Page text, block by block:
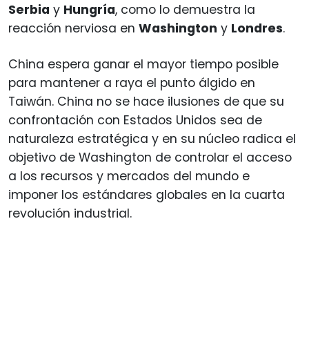
Serbia y Hungría, como lo demuestra la
reacción nerviosa en Washington y Londres.
China espera ganar el mayor tiempo posible
para mantener a raya el punto álgido en
Taiwán. China no se hace ilusiones de que su
confrontación con Estados Unidos sea de
naturaleza estratégica y en su núcleo radica el
objetivo de Washington de controlar el acceso
a los recursos y mercados del mundo e
imponer los estándares globales en la cuarta
revolución industrial.